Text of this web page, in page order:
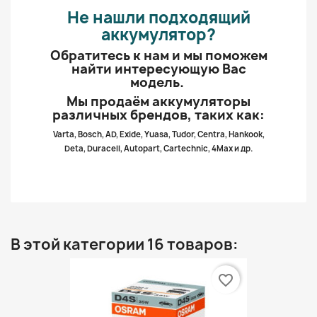
Не нашли подходящий
аккумулятор?
Обратитесь к нам и мы поможем
найти интересующую Вас
модель.
Мы продаём аккумуляторы
различных брендов, таких как:
Varta, Bosch, AD, Exide, Yuasa, Tudor, Centra, Hankook,
Deta, Duracell, Autopart, Cartechnic, 4Max и др.
В этой категории 16 товаров:
favorite_border